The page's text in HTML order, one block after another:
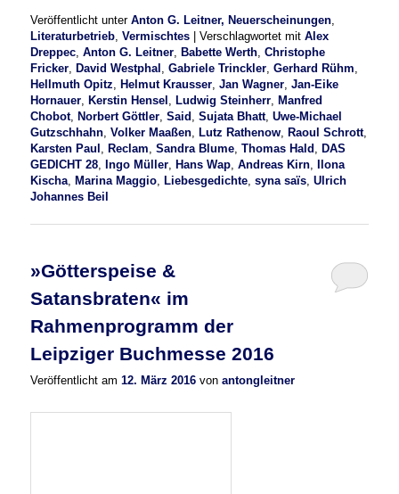
Veröffentlicht unter Anton G. Leitner, Neuerscheinungen
Literaturbetrieb ,Vermischtes |Verschlagwortet mit Alex
Dreppec ,Anton G. Leitner ,Babette Werth ,Christophe
Fricker ,David Westphal ,Gabriele Trinckler ,Gerhard Rühm
Hellmuth Opitz ,Helmut Krausser ,Jan Wagner ,Jan-Eike
Hornauer ,Kerstin Hensel ,Ludwig Steinherr ,Manfred
Chobot,Norbert Göttler ,Said ,Sujata Bhatt,Uwe-Michael
Gutzschhahn ,Volker Maaßen ,Lutz Rathenow ,Raoul Schrott,
Karsten Paul ,Reclam ,Sandra Blume ,Thomas Hald ,DAS
GEDICHT 28 ,Ingo Müller ,Hans Wap ,Andreas Kirn ,Ilona
Kischa ,Marina Maggio ,Liebesgedichte ,syna saïs ,Ulrich
Johannes Beil
»Götterspeise &
Satansbraten« im
Rahmenprogramm der
Leipziger Buchmesse 2016
Veröffentlicht am12. März 2016 vonantongleitner